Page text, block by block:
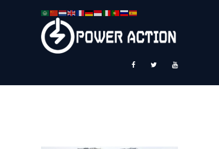
Service Plus